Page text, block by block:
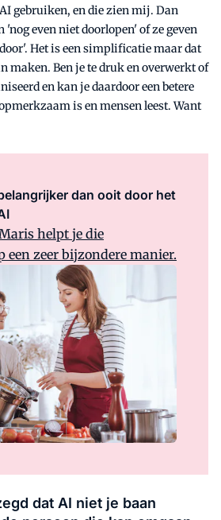
gebruiken, en die zien mij. Dan
'nog even niet doorlopen' of ze geven
Het is een simplificatie maar dat
maken. Ben je te druk en overwerkt of
en kan je daardoor een betere
is en mensen leest. Want
dan ooit door het
helpt je die
een zeer bijzondere manier.
dat AI niet je baan